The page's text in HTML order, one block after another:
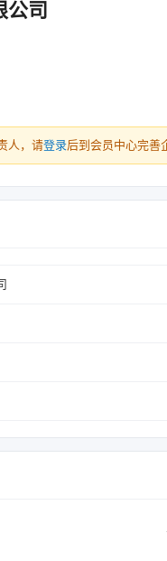
公司
人，请登录后到会员中心完善